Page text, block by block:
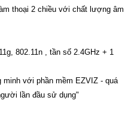
thoại 2 chiều với chất lượng âm
802.11n , tần số 2.4GHz + 1
với phần mềm EZVIZ - quá
lần đầu sử dụng"